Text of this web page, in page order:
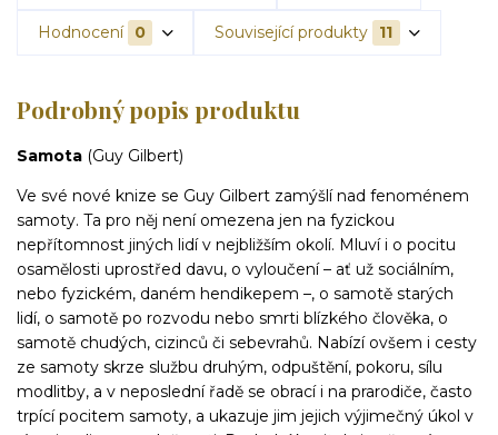
Hodnocení 0 Související produkty 11
Podrobný popis produktu
Samota (Guy Gilbert)
Ve své nové knize se Guy Gilbert zamýšlí nad fenoménem
samoty. Ta pro něj není omezena jen na fyzickou
nepřítomnost jiných lidí v nejbližším okolí. Mluví i o pocitu
osamělosti uprostřed davu, o vyloučení – ať už sociálním,
nebo fyzickém, daném hendikepem –, o samotě starých
lidí, o samotě po rozvodu nebo smrti blízkého člověka, o
samotě chudých, cizinců či sebevrahů. Nabízí ovšem i cesty
ze samoty skrze službu druhým, odpuštění, pokoru, sílu
modlitby, a v neposlední řadě se obrací i na prarodiče, často
trpící pocitem samoty, a ukazuje jim jejich výjimečný úkol v